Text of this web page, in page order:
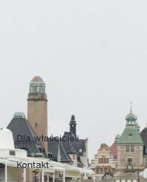
Miasta, o krok od
i zapewnia piękne
Współpraca
Dla właścicieli
Kontakt